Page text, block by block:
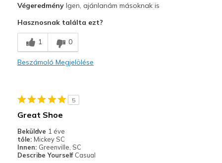
Breathe Well
Comfortable
Legjobb használat
Going Out
VégeredményIgen, ajánlanám másoknak is
Hasznosnak találta ezt?
1 0
Beszámoló Megjelölése
5
Great Shoe
Beküldve 1 éve
tőle: Mickey SC
Innen: Greenville, SC
Describe Yourself Casual